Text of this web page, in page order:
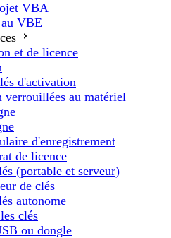
VBA
VBE
et de licence
d'activation
verrouillées au matériel
d'enregistrement
de licence
(portable et serveur)
de clés
autonome
clés
ou dongle